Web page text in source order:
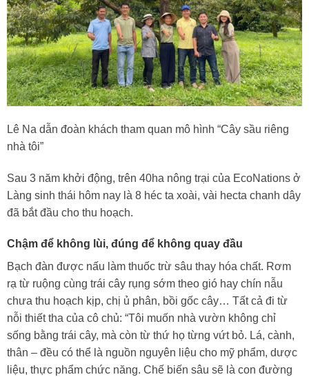
Lê Na dẫn đoàn khách tham quan mô hình “Cây sầu riêng
nhà tôi”
Sau 3 năm khởi động, trên 40ha nông trại của EcoNations ở
Làng sinh thái hôm nay là 8 héc ta xoài, vài hecta chanh dây
đã bắt đầu cho thu hoạch.
Chậm để không lùi, đúng để không quay đầu
Bạch đàn được nấu làm thuốc trừ sâu thay hóa chất. Rơm
rạ từ ruộng cùng trái cây rụng sớm theo gió hay chín nẫu
chưa thu hoạch kịp, chị ủ phân, bồi gốc cây… Tất cả đi từ
nỗi thiết tha của cô chủ: “Tôi muốn nhà vườn không chỉ
sống bằng trái cây, mà còn từ thứ họ từng vứt bỏ. Lá, cành,
thân – đều có thể là nguồn nguyên liệu cho mỹ phẩm, dược
liệu, thực phẩm chức năng. Chế biến sâu sẽ là con đường